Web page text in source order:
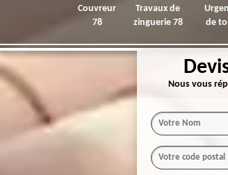
Couvreur
78
Travaux de
zinguerie 78
de
Nous vous